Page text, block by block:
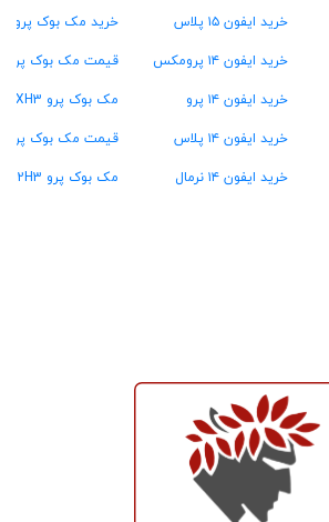
خرید ایفون ۱۵ پلاس
خرید ایفون ۱۴ پرومکس
خرید ایفون ۱۴ پرو
خرید ایفون ۱۴ پلاس
خرید ایفون ۱۴ نرمال
خرید مک بوک پرو ۳۶ گیگ رام
قیمت مک بوک پرو ۴۸ گیگ رام
مک بوک پرو MXH3
قیمت مک بوک پرو MW2U3
مک بوک پرو MX2H3